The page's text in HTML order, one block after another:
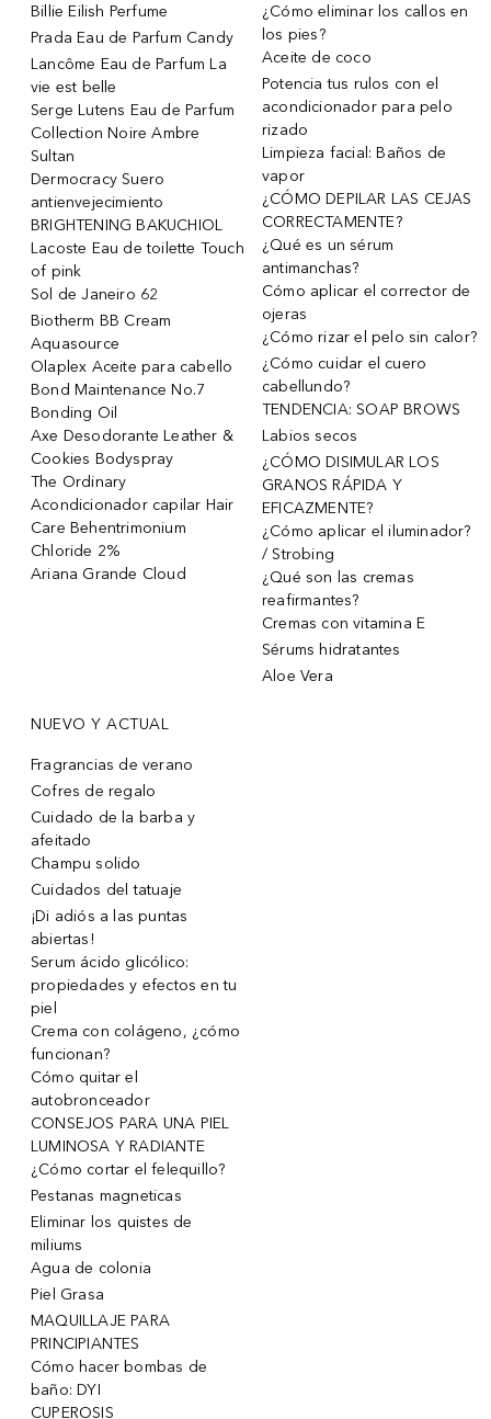
Billie Eilish Perfume
Prada Eau de Parfum Candy
Lancôme Eau de Parfum La
vie est belle
Serge Lutens Eau de Parfum
Collection Noire Ambre
Sultan
Dermocracy Suero
antienvejecimiento
BRIGHTENING BAKUCHIOL
Lacoste Eau de toilette Touch
of pink
Sol de Janeiro 62
Biotherm BB Cream
Aquasource
Olaplex Aceite para cabello
Bond Maintenance No.7
Bonding Oil
Axe Desodorante Leather &
Cookies Bodyspray
The Ordinary
Acondicionador capilar Hair
Care Behentrimonium
Chloride 2%
Ariana Grande Cloud
¿Cómo eliminar los callos en
los pies?
Aceite de coco
Potencia tus rulos con el
acondicionador para pelo
rizado
Limpieza facial: Baños de
vapor
¿CÓMO DEPILAR LAS CEJAS
CORRECTAMENTE?
¿Qué es un sérum
antimanchas?
Cómo aplicar el corrector de
ojeras
¿Cómo rizar el pelo sin calor?
¿Cómo cuidar el cuero
cabellundo?
TENDENCIA: SOAP BROWS
Labios secos
¿CÓMO DISIMULAR LOS
GRANOS RÁPIDA Y
EFICAZMENTE?
¿Cómo aplicar el iluminador?
/ Strobing
¿Qué son las cremas
reafirmantes?
Cremas con vitamina E
Sérums hidratantes
Aloe Vera
NUEVO Y ACTUAL
Fragrancias de verano
Cofres de regalo
Cuidado de la barba y
afeitado
Champu solido
Cuidados del tatuaje
¡Di adiós a las puntas
abiertas!
Serum ácido glicólico:
propiedades y efectos en tu
piel
Crema con colágeno, ¿cómo
funcionan?
Cómo quitar el
autobronceador
CONSEJOS PARA UNA PIEL
LUMINOSA Y RADIANTE
¿Cómo cortar el felequillo?
Pestanas magneticas
Eliminar los quistes de
miliums
Agua de colonia
Piel Grasa
MAQUILLAJE PARA
PRINCIPIANTES
Cómo hacer bombas de
baño: DYI
CUPEROSIS